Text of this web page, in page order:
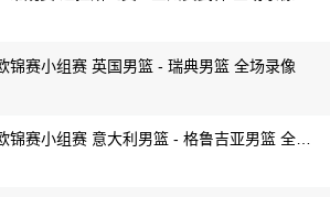
锦赛小组赛 英国男篮 - 瑞典男篮 全场录像